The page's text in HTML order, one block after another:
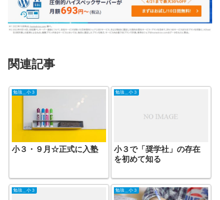
関連記事
勉強＿小３
小３・９月☆正式に入塾
勉強＿小３
小３で「奨学社」の存在
を初めて知る
勉強＿小３ 勉強＿小３